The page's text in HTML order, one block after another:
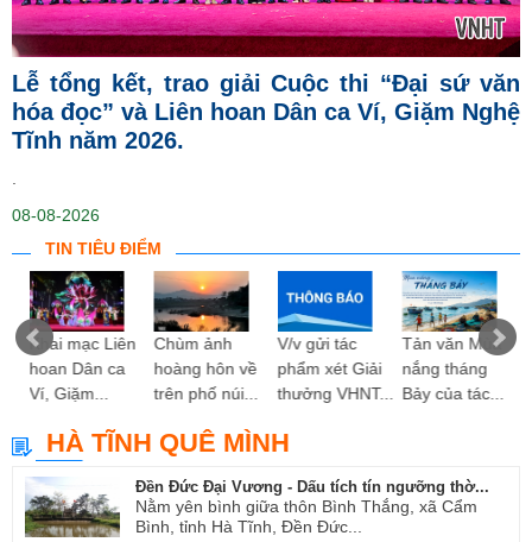
Lễ tổng kết, trao giải Cuộc thi “Đại sứ văn
hóa đọc” và Liên hoan Dân ca Ví, Giặm Nghệ
Tĩnh năm 2026.
08-08-2026
TIN TIÊU ĐIỂM
Khai mạc Liên
hoan Dân ca
Ví, Giặm...
Chùm ảnh
hoàng hôn về
trên phố núi...
V/v gửi tác
phẩm xét Giải
thưởng VHNT...
Tản văn Mùa
nắng tháng
Bảy của tác...
HÀ TĨNH QUÊ MÌNH
Đền Đức Đại Vương - Dấu tích tín ngưỡng thờ...
Nằm yên bình giữa thôn Bình Thắng, xã Cẩm
Bình, tỉnh Hà Tĩnh, Đền Đức...